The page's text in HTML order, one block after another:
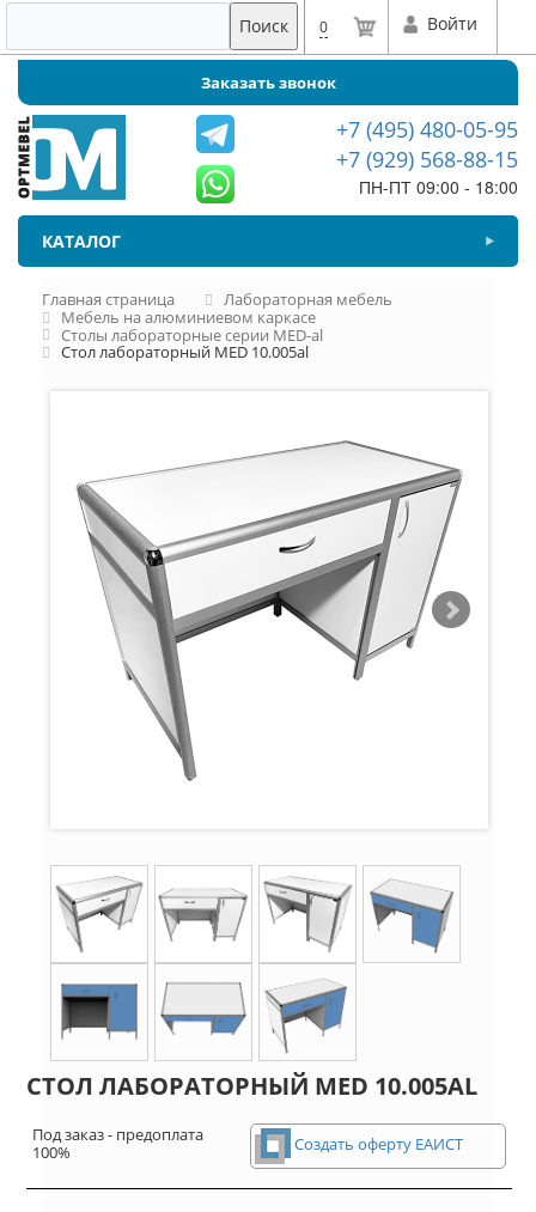
Поиск 0 Войти
Заказать звонок
+7 (495) 480-05-95
+7 (929) 568-88-15
ПН-ПТ 09:00 - 18:00
КАТАЛОГ
Главная страница
Лабораторная мебель
Мебель на алюминиевом каркасе
Столы лабораторные серии MED-al
Стол лабораторный MED 10.005al
СТОЛ ЛАБОРАТОРНЫЙ MED 10.005AL
Под заказ - предоплата
100%
Создать оферту ЕАИСТ